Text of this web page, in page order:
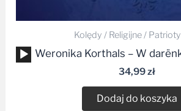
Kolędy / Religijne /
plików
Weronika Korthals – W
34,99zł
Dodaj do koszyka